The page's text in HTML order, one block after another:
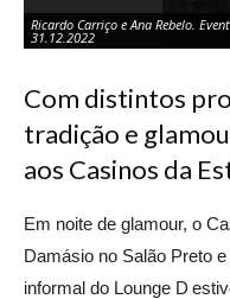
Ricardo Carriço e Ana Rebelo.
31.12.2022
Com distintos
tradição e
aos Casinos da
Em noite de glamour, o
Damásio no Salão Preto
informal do Lounge D esti